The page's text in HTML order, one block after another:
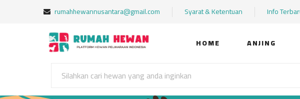
rumahhewannusantara@gmail.com Syarat & Ketentuan Info
HOME ANJING